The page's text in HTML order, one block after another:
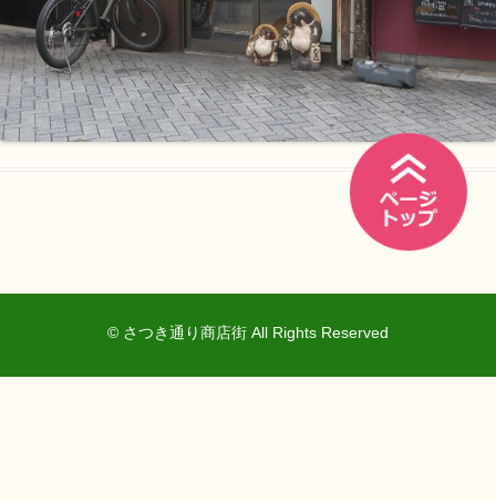
© さつき通り商店街 All Rights Reserved